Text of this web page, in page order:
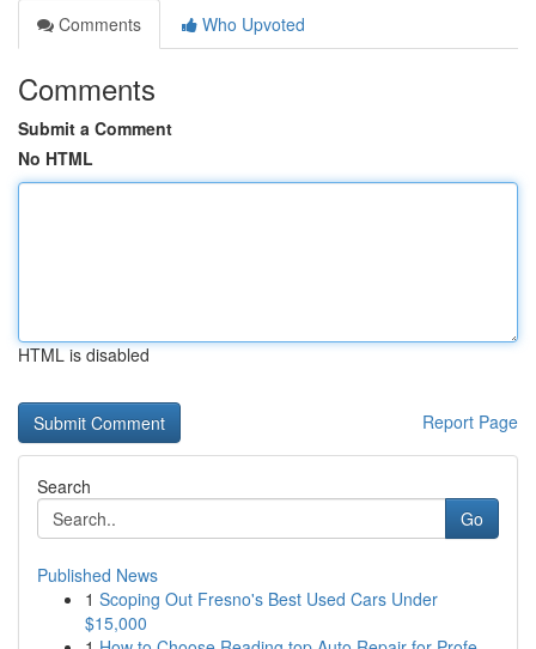
Comments
Who Upvoted
Comments
Submit a Comment
No HTML
HTML is disabled
Report Page
Search
Go
Published News
1 Scoping Out Fresno's Best Used Cars Under
$15,000